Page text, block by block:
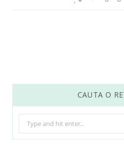
CAUTA O
Search
for: